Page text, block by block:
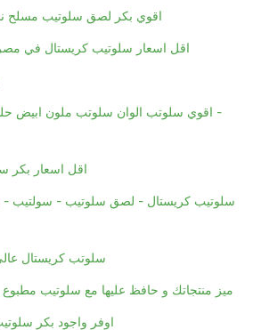
اقوي بكر لصق سلوتيب مسلح
اقل اسعار سلوتيب كريستال في مصر
اقوي سلوتب الوان سلوتب ملون ابيض
اقل اسعار بكر
سلوتيب كريستال - لصق سلوتيب -
سلوتب كريستال
ميز منتجاتك و حافظ عليها مع سلوتيب
اوفر واجود بكر